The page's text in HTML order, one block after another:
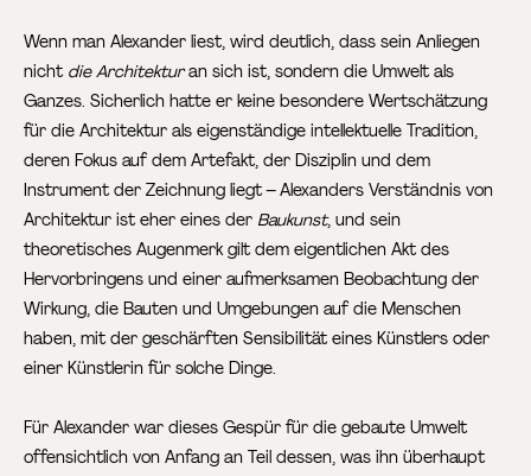
Wenn man Alexander liest, wird deutlich, dass sein Anliegen
nicht die Architekturan sich ist, sondern die Umwelt als
Ganzes. Sicherlich hatte er keine besondere Wertschätzung
für die Architektur als eigenständige intellektuelle Tradition,
deren Fokus auf dem Artefakt, der Disziplin und dem
Instrument der Zeichnung liegt – Alexanders Verständnis von
Architektur ist eher eines der Baukunst, und sein
theoretisches Augenmerk gilt dem eigentlichen Akt des
Hervorbringens und einer aufmerksamen Beobachtung der
Wirkung, die Bauten und Umgebungen auf die Menschen
haben, mit der geschärften Sensibilität eines Künstlers oder
einer Künstlerin für solche Dinge.
Für Alexander war dieses Gespür für die gebaute Umwelt
offensichtlich von Anfang an Teil dessen, was ihn überhaupt